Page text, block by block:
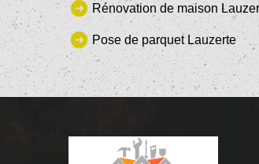
Rénovation de maison
Pose de parquet Lauzerte